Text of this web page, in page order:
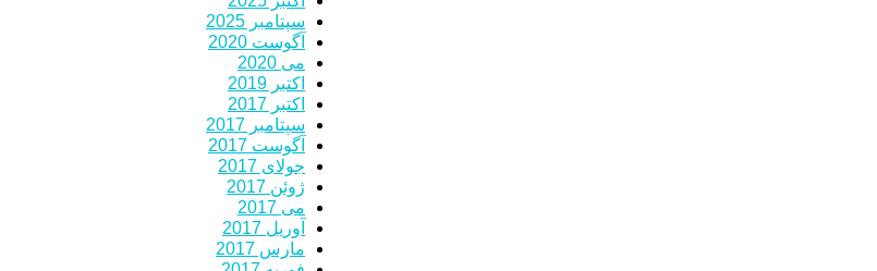
سپتامبر 2025
آگوست 2020
می 2020
اکتبر 2019
اکتبر 2017
سپتامبر 2017
آگوست 2017
جولای 2017
ژوئن 2017
می 2017
آوریل 2017
مارس 2017